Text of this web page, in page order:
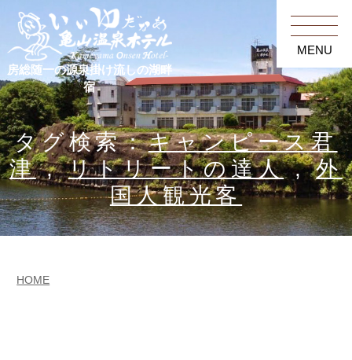
房総随一の源泉掛け流しの湖畔
宿
MENU
タグ検索：キャンピース君
津,リトリートの達人,外
国人観光客
HOME